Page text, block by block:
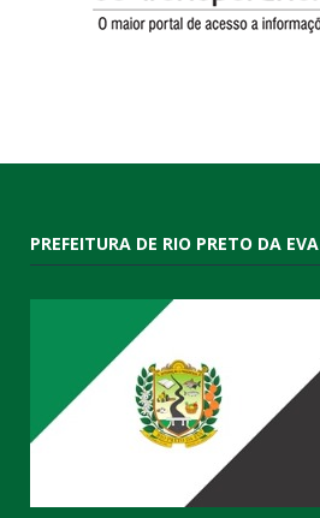
PREFEITURA DE RIO PRETO DA EVA